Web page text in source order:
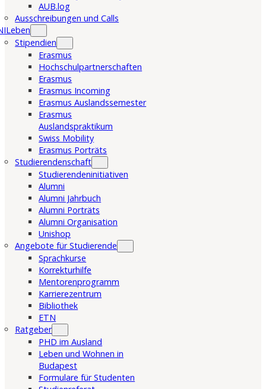
AUB.log
Ausschreibungen und Calls
Stipendien
Erasmus
Hochschulpartnerschaften
Erasmus
Erasmus Incoming
Erasmus Auslandssemester
Erasmus
Auslandspraktikum
Swiss Mobility
Erasmus Porträts
Studierendenschaft
Studierendeninitiativen
Alumni
Alumni Jahrbuch
Alumni Porträts
Alumni Organisation
Unishop
Angebote für Studierende
Sprachkurse
Korrekturhilfe
Mentorenprogramm
Karrierezentrum
Bibliothek
ETN
Ratgeber
PHD im Ausland
Leben und Wohnen in
Budapest
Formulare für Studenten